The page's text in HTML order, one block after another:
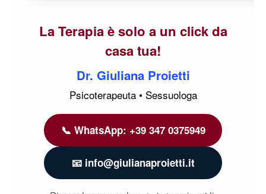
La Terapia è solo a un click da
casa tua!
Dr. Giuliana Proietti
Psicoterapeuta • Sessuologa
📞 WhatsApp: +39 347 0375949
📧 info@giulianaproietti.it